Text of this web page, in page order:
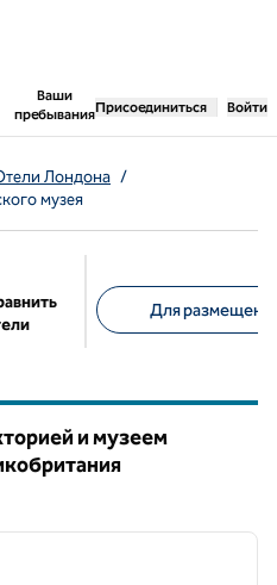
Ваши
пребывания
,открывается новая
Присоединиться Войти
Лондона /
музея
Для
и музеем